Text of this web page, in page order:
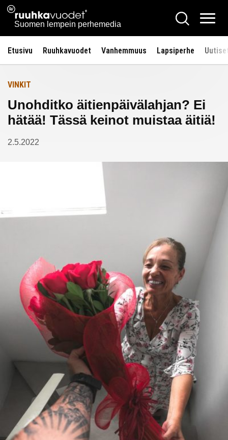
Siirry
sisältöön
Ruuhkavuodet.fi
Suomen lempein perhemedia
Hae
Etusivu Ruuhkavuodet Vanhemmuus Lapsiperhe
Etusivulle
VINKIT
Unohditko äitienpäivälahjan? Ei
hätää! Tässä keinot muistaa äitiä!
2.5.2022